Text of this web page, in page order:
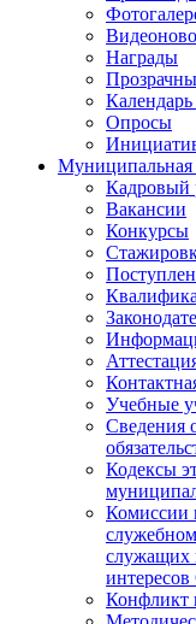
Награды
Опросы
Муниципальная
Кадровый
Вакансии
Конкурсы
Учебные
Сведения
Кодексы
Комиссии
служащих
Конфликт